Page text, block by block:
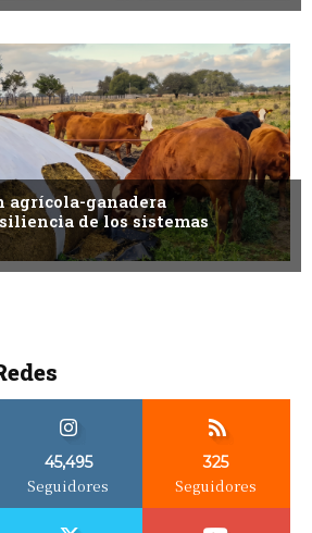
agrícola-ganadera
de los sistemas
45,495
Seguidores
325
Seguidores